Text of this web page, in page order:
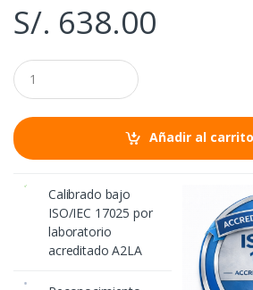
S/. 638.00
C
a
n
i
d
Añadir al carrito
Calibrado bajo
ISO/IEC 17025 por
laboratorio
acreditado A2LA